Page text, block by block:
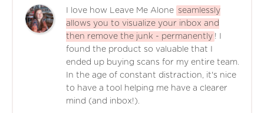
I love how Leave Me Alone seamlessly
allows you to visualize your inbox and
then remove the junk - permanently ! I
found the product so valuable that I
ended up buying scans for my entire team.
In the age of constant distraction, it's nice
to have a tool helping me have a clearer
mind (and inbox!).